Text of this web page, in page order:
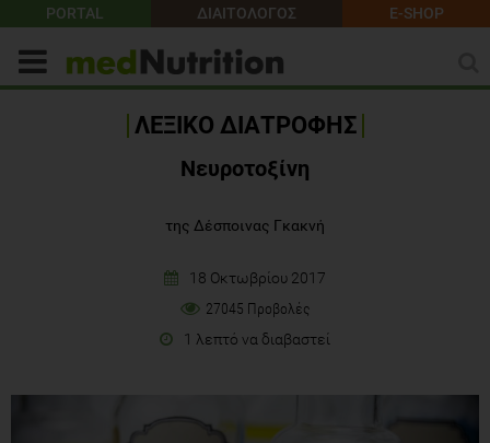
PORTAL ΔΙΑΙΤΟΛΟΓΟΣ E-SHOP
ΛΕΞΙΚΟ ΔΙΑΤΡΟΦΗΣ
Νευροτοξίνη
της Δέσποινας Γκακνή
18 Οκτωβρίου 2017
27045 Προβολές
1 λεπτό να διαβαστεί